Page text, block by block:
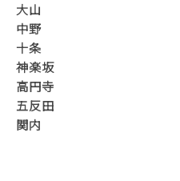
大山
中野
十条
神楽坂
高円寺
五反田
関内